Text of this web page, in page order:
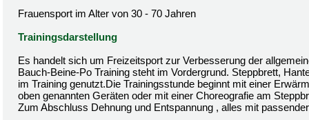
Frauensport im Alter von 30 - 70 Jahren
Trainingsdarstellung
Es handelt sich um Freizeitsport zur Verbesserung der
Bauch-Beine-Po Training steht im Vordergrund. Steppbrett,
im Training genutzt.Die Trainingsstunde beginnt mit einer
oben genannten Geräten oder mit einer Choreografie am
Zum Abschluss Dehnung und Entspannung , alles mit